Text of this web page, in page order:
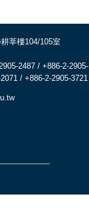
莘樓104/105室
2487 / +886-2-2905-
/ +886-2-2905-3721